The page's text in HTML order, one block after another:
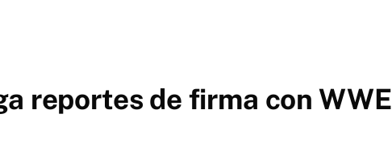
reportes de firma con WWE